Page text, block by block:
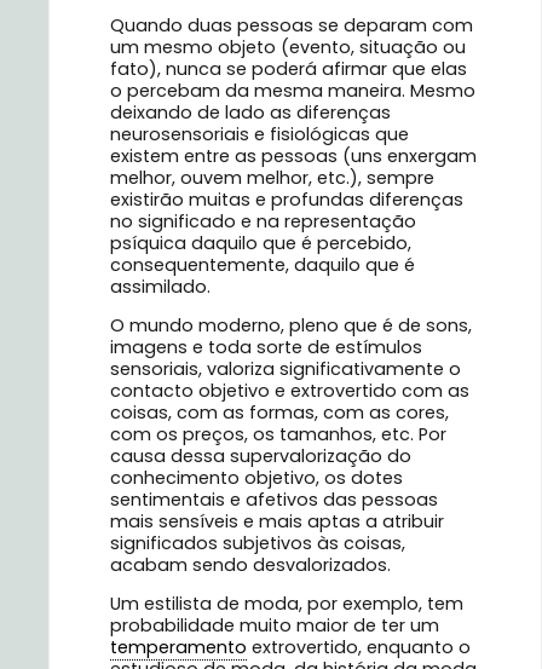
Quando duas pessoas se deparam com
um mesmo objeto (evento, situação ou
fato), nunca se poderá afirmar que elas
o percebam da mesma maneira. Mesmo
deixando de lado as diferenças
neurosensoriais e fisiológicas que
existem entre as pessoas (uns enxergam
melhor, ouvem melhor, etc.), sempre
existirão muitas e profundas diferenças
no significado e na representação
psíquica daquilo que é percebido,
consequentemente, daquilo que é
assimilado.
O mundo moderno, pleno que é de sons,
imagens e toda sorte de estímulos
sensoriais, valoriza significativamente o
contacto objetivo e extrovertido com as
coisas, com as formas, com as cores,
com os preços, os tamanhos, etc. Por
causa dessa supervalorização do
conhecimento objetivo, os dotes
sentimentais e afetivos das pessoas
mais sensíveis e mais aptas a atribuir
significados subjetivos às coisas,
acabam sendo desvalorizados.
Um estilista de moda, por exemplo, tem
probabilidade muito maior de ter um
temperamento extrovertido, enquanto o